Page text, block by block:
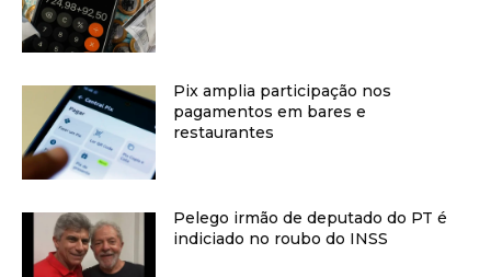
Pix amplia participação nos
pagamentos em bares e
restaurantes
Pelego irmão de deputado do PT é
indiciado no roubo do INSS